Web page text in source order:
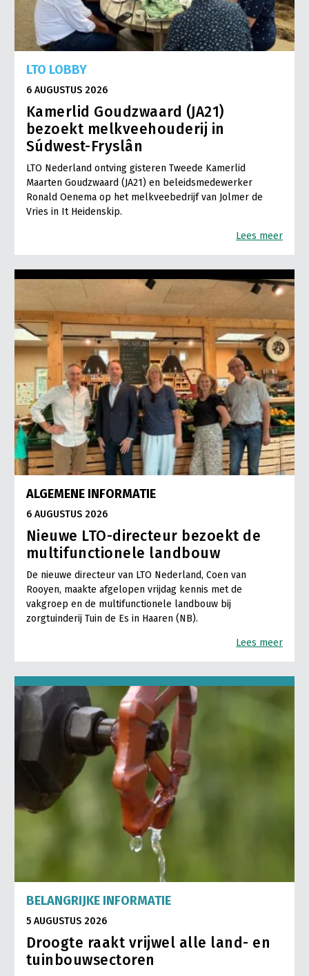
LTO LOBBY
6 AUGUSTUS 2026
Kamerlid Goudzwaard (JA21)
bezoekt melkveehouderij in
Súdwest-Fryslân
LTO Nederland ontving gisteren Tweede Kamerlid
Maarten Goudzwaard (JA21) en beleidsmedewerker
Ronald Oenema op het melkveebedrijf van Jolmer de
Vries in It Heidenskip.
Lees meer
ALGEMENE INFORMATIE
6 AUGUSTUS 2026
Nieuwe LTO-directeur bezoekt de
multifunctionele landbouw
De nieuwe directeur van LTO Nederland, Coen van
Rooyen, maakte afgelopen vrijdag kennis met de
vakgroep en de multifunctionele landbouw bij
zorgtuinderij Tuin de Es in Haaren (NB).
Lees meer
BELANGRIJKE INFORMATIE
5 AUGUSTUS 2026
Droogte raakt vrijwel alle land- en
tuinbouwsectoren